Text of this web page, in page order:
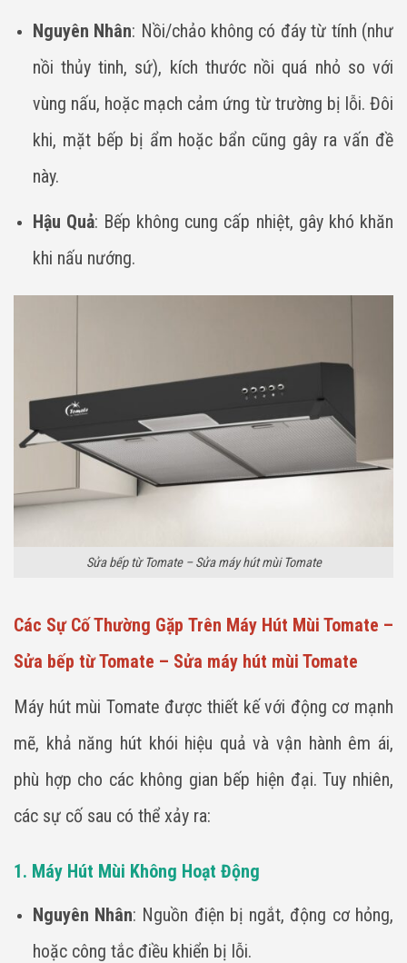
Nguyên Nhân: Nồi/chảo không có đáy từ tính (như
nồi thủy tinh, sứ), kích thước nồi quá nhỏ so với
vùng nấu, hoặc mạch cảm ứng từ trường bị lỗi. Đôi
khi, mặt bếp bị ẩm hoặc bẩn cũng gây ra vấn đề
này.
Hậu Quả: Bếp không cung cấp nhiệt, gây khó khăn
khi nấu nướng.
Sửa bếp từ Tomate – Sửa máy hút mùi Tomate
Các Sự Cố Thường Gặp Trên Máy Hút Mùi Tomate –
Sửa bếp từ Tomate – Sửa máy hút mùi Tomate
Máy hút mùi Tomate được thiết kế với động cơ mạnh
mẽ, khả năng hút khói hiệu quả và vận hành êm ái,
phù hợp cho các không gian bếp hiện đại. Tuy nhiên,
các sự cố sau có thể xảy ra:
1. Máy Hút Mùi Không Hoạt Động
Nguyên Nhân: Nguồn điện bị ngắt, động cơ hỏng,
hoặc công tắc điều khiển bị lỗi.